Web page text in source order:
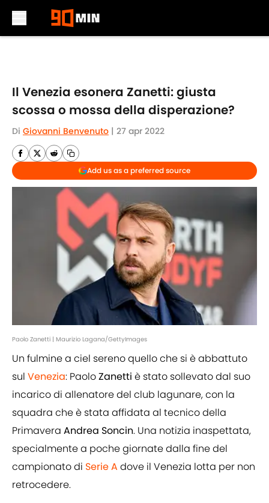
Il Venezia esonera Zanetti: giusta
scossa o mossa della disperazione?
Di Giovanni Benvenuto | 27 apr 2022
Add us as a preferred source
Paolo Zanetti | Maurizio Lagana/GettyImages
Un fulmine a ciel sereno quello che si è abbattuto
sul Venezia: PaoloZanetti è stato sollevato dal suo
incarico di allenatore del club lagunare, con la
squadra che è stata affidata al tecnico della
Primavera Andrea Soncin. Una notizia inaspettata,
specialmente a poche giornate dalla fine del
campionato di Serie A dove il Venezia lotta per non
retrocedere.